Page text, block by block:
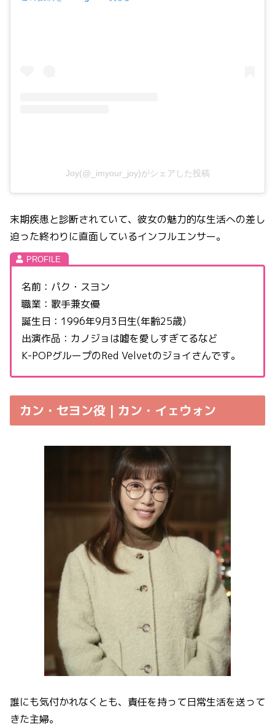
Joy(@_imyour_joy)がシェアした投稿
末期疾患と診断されていて、彼女の魅力的な生活への差し
迫った終わりに直面しているインフルエンサー。
名前：パク・スヨン
職業：歌手兼女優
誕生日：1996年9月3日生(年齢25歳)
出演作品：カノジョは嘘を愛しすぎてるなど
K-POPグループのRed Velvetのジョイさんです。
カン・セヨン役 | カン・イェウォン
誰にも気付かれなくとも、責任を持って日常生活を送って
きた主婦。